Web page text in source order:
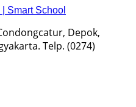
Smart School
Depok,
Telp. (0274)